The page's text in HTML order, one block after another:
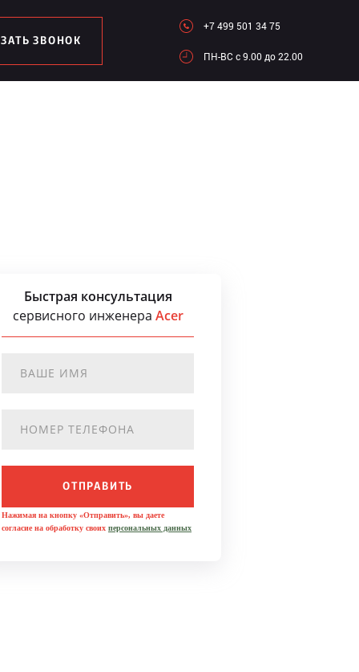
ЗВОНОК
+7 499 501 34 75
ПН-ВC c 9.00 до 22.00
Быстрая консультация
сервисного инженера Acer
ОТПРАВИТЬ
Нажимая на кнопку «Отправить», вы даете
согласие на обработку своих персональных данных